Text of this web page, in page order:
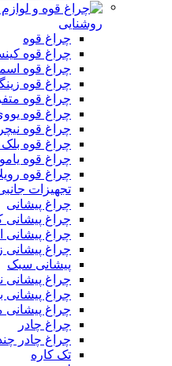
روشنایی
چراغ قوه
چراغ قوه
چراغ قوه
چراغ قوه
چراغ قوه
چراغ قوه
چراغ قوه
چراغ قوه
چراغ قوه یامو
چراغ قوه
تجهیزات
چراغ پیشانی
چراغ پیشانی
چراغ
چراغ پیشانی
پیشانی سبک
چراغ پیشانی
چراغ پیشانی
چراغ پیشانی
چراغ چادر
چراغ چادر
تک کاره